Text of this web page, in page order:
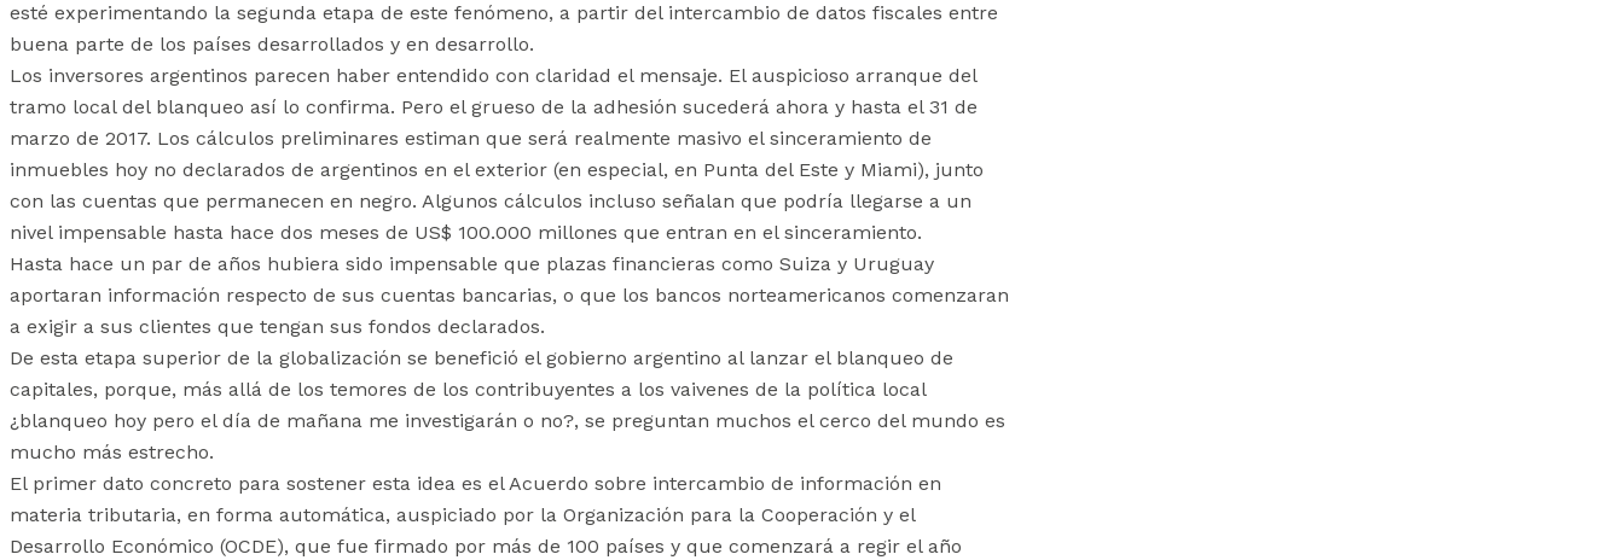
esté experimentando la segunda etapa de este fenómeno, a partir del intercambio de datos fiscales entre
buena parte de los países desarrollados y en desarrollo.
Los inversores argentinos parecen haber entendido con claridad el mensaje. El auspicioso arranque del
tramo local del blanqueo así lo confirma. Pero el grueso de la adhesión sucederá ahora y hasta el 31 de
marzo de 2017. Los cálculos preliminares estiman que será realmente masivo el sinceramiento de
inmuebles hoy no declarados de argentinos en el exterior (en especial, en Punta del Este y Miami), junto
con las cuentas que permanecen en negro. Algunos cálculos incluso señalan que podría llegarse a un
nivel impensable hasta hace dos meses de US$ 100.000 millones que entran en el sinceramiento.
Hasta hace un par de años hubiera sido impensable que plazas financieras como Suiza y Uruguay
aportaran información respecto de sus cuentas bancarias, o que los bancos norteamericanos comenzaran
a exigir a sus clientes que tengan sus fondos declarados.
De esta etapa superior de la globalización se benefició el gobierno argentino al lanzar el blanqueo de
capitales, porque, más allá de los temores de los contribuyentes a los vaivenes de la política local
¿blanqueo hoy pero el día de mañana me investigarán o no?, se preguntan muchos el cerco del mundo es
mucho más estrecho.
El primer dato concreto para sostener esta idea es el Acuerdo sobre intercambio de información en
materia tributaria, en forma automática, auspiciado por la Organización para la Cooperación y el
Desarrollo Económico (OCDE), que fue firmado por más de 100 países y que comenzará a regir el año